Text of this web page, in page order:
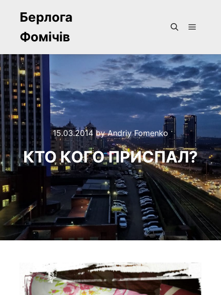
Берлога
Фомічів
15.03.2014byAndriy Fomenko
КТО КОГО ПРИСПАЛ?